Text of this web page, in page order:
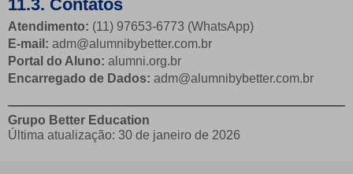
11.3. Contatos
Atendimento: (11) 97653-6773 (WhatsApp)
E-mail: adm@alumnibybetter.com.br
Portal do Aluno: alumni.org.br
Encarregado de Dados: adm@alumnibybetter.com.br
Grupo Better Education
Última atualização: 30 de janeiro de 2026